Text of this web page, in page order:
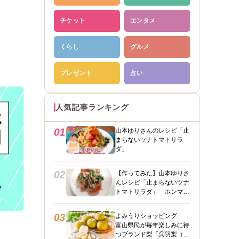
チケット エンタメ
くらし グルメ
プレゼント 占い
人気記事ランキング
01
山本ゆりさんのレシピ「止
まらないツナトマトサラ
ダ」
02
【作ってみた】山本ゆりさ
んレシピ「止まらないツナ
トマトサラダ」 ホンマに
03
よみうりショッピング
富山県民が毎年楽しみに待
つブランド梨「呉羽梨（幸